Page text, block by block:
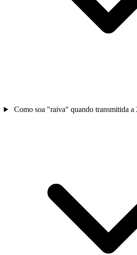
Como soa "raiva" quando transmitida a